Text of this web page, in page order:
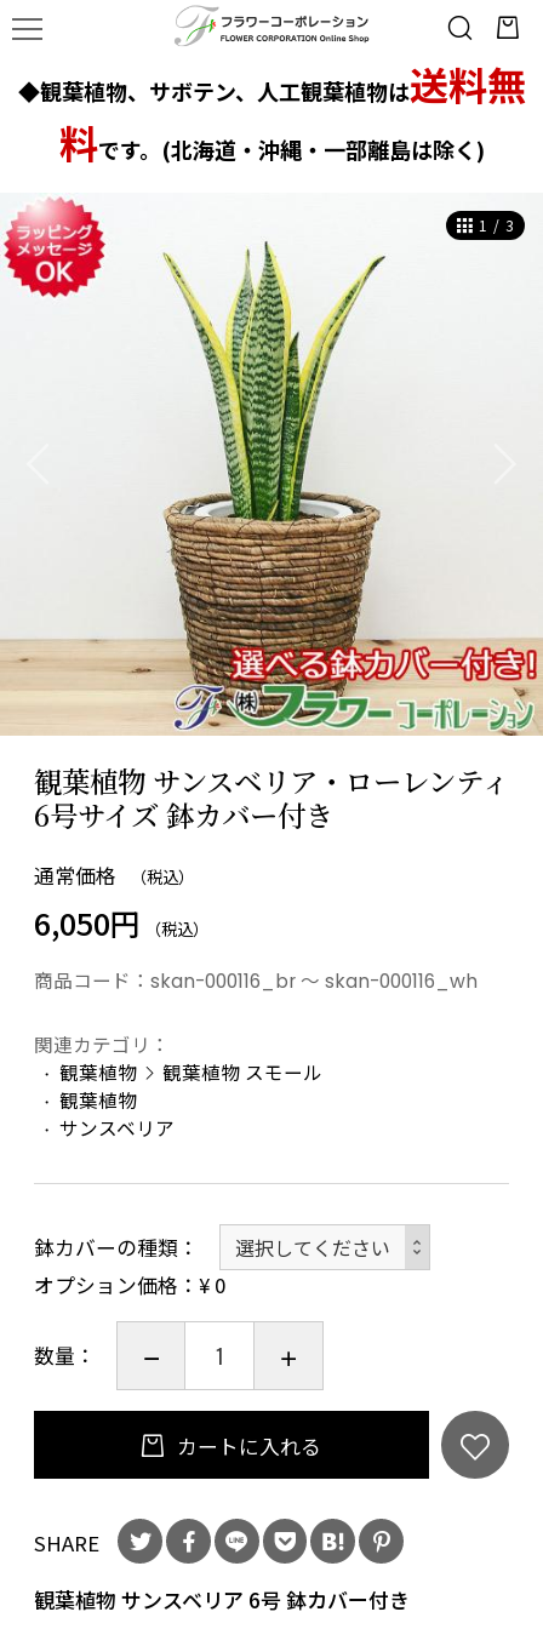
◆観葉植物、サボテン、人工観葉植物は送料無
料です。(北海道・沖縄・一部離島は除く)
1 / 3
観葉植物 サンスベリア・ローレンティ
6号サイズ 鉢カバー付き
通常価格 （税込）
6,050円 （税込）
商品コード： skan-000116_br ～ skan-000116_wh
関連カテゴリ：
観葉植物
観葉植物 スモール
観葉植物
サンスベリア
鉢カバーの種類
オプション価格：¥ 0
数量：
カートに入れる
SHARE
観葉植物 サンスベリア 6号 鉢カバー付き